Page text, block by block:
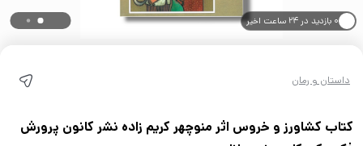
۰ بازدید در ۲۴ ساعت اخیر
داستان و رمان
کتاب کشاورز و خروس اثر منوچهر کریم زاده نشر کانون پرورش